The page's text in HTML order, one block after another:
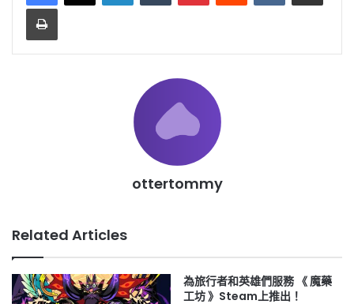
Print
ottertommy
Related Articles
為旅行者和英雄們服務 《 魔藥
工坊 》Steam上推出！